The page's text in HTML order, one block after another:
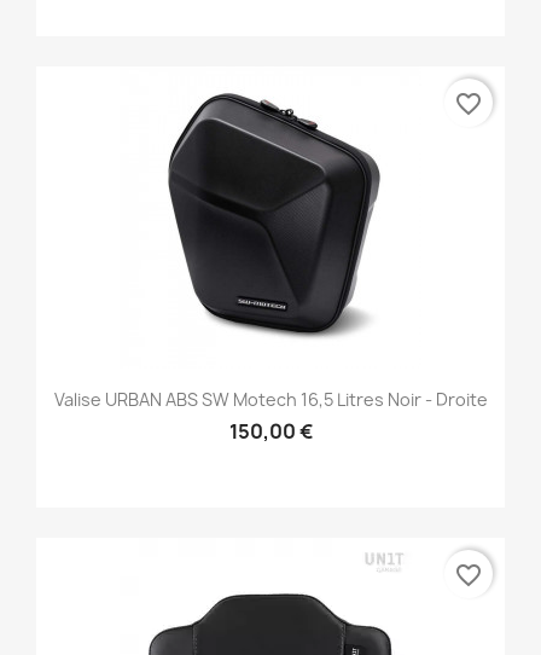
Valise URBAN ABS SW Motech 16,5 Litres Noir - Droite
150,00 €
favorite_border
favorite_border